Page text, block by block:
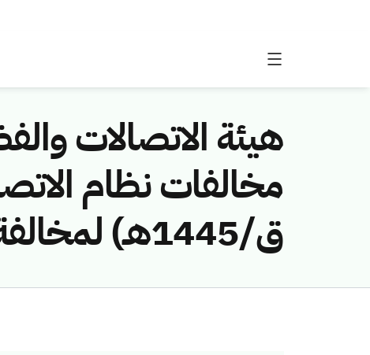
هيئة الاتصالات
ق/1445هـ) لمخالفة (الاتصالات السعودية)